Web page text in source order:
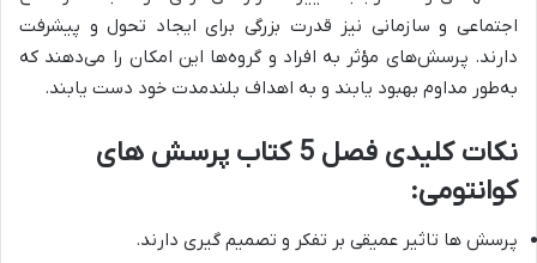
اجتماعی و سازمانی نیز قدرت بزرگی برای ایجاد تحول و پیشرفت
دارند. پرسش‌های مؤثر به افراد و گروه‌ها این امکان را می‌دهند که
به‌طور مداوم بهبود یابند و به اهداف بلندمدت خود دست یابند.
نکات کلیدی فصل 5 کتاب پرسش های
کوانتومی:
پرسش ها تاثیر عمیقی بر تفکر و تصمیم گیری دارند.